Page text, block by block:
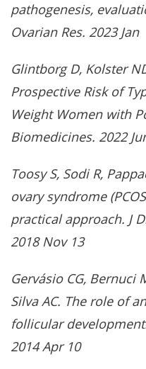
pathogenesis,
Ovarian Res. 2023 Jan
Glintborg D, Kolster
Prospective Risk of
Weight Women with
Biomedicines. 2022
Toosy S, Sodi R,
ovary syndrome
practical approach. J
2018 Nov 13
Gervásio CG, Bernuci
Silva AC. The role of
follicular
2014 Apr 10